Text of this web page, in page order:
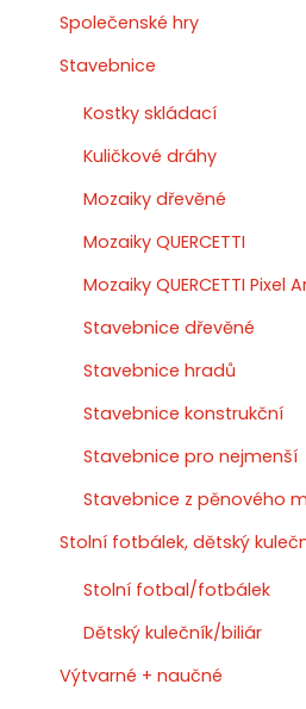
Společenské hry
Stavebnice
Kostky skládací
Kuličkové dráhy
Mozaiky dřevěné
Mozaiky QUERCETTI
Mozaiky QUERCETTI Pixel
Stavebnice dřevěné
Stavebnice hradů
Stavebnice konstrukční
Stavebnice pro nejmenší
Stavebnice z pěnového
Stolní fotbálek, dětský
Stolní fotbal/fotbálek
Dětský kulečník/biliár
Výtvarné + naučné